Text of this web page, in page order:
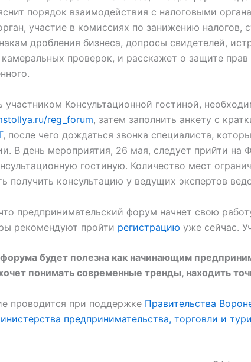
порядок взаимодействия с налоговыми
участие в комиссиях по занижению налогов,
дробления бизнеса, допросы свидетелей,
проверок, и расскажет о защите прав
участником Консультационной гостиной,
reg_forum, затем заполнить анкету с
, после чего дождаться звонка специалиста,
В день мероприятия, 26 мая, следует прийти
гостиную. Количество мест
получить консультацию у ведущих экспертов
предпринимательский форум начнет свою
рекомендуют пройти регистрацию уже сейчас.
будет полезна как начинающим
понимать современные тренды, находить
проводится при поддержке Правительства
предпринимательства, торговли и